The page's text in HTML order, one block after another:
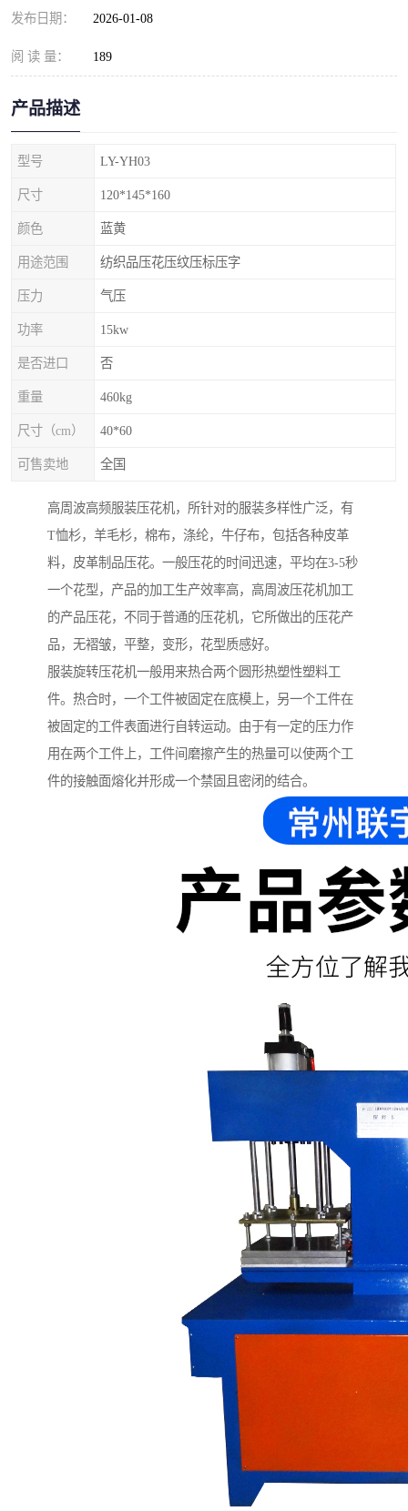
发布日期： 2026-01-08
阅 读 量： 189
产品描述
型号 LY-YH03
尺寸 120*145*160
颜色 蓝黄
用途范围 纺织品压花压纹压标压字
压力 气压
功率 15kw
是否进口 否
重量 460kg
尺寸（cm） 40*60
可售卖地 全国
高周波高频服装压花机，所针对的服装多样性广泛，有
T恤杉，羊毛杉，棉布，涤纶，牛仔布，包括各种皮革
料，皮革制品压花。一般压花的时间迅速，平均在3-5秒
一个花型，产品的加工生产效率高，高周波压花机加工
的产品压花，不同于普通的压花机，它所做出的压花产
品，无褶皱，平整，变形，花型质感好。
服装旋转压花机一般用来热合两个圆形热塑性塑料工
件。热合时，一个工件被固定在底模上，另一个工件在
被固定的工件表面进行自转运动。由于有一定的压力作
用在两个工件上，工件间磨擦产生的热量可以使两个工
件的接触面熔化并形成一个禁固且密闭的结合。